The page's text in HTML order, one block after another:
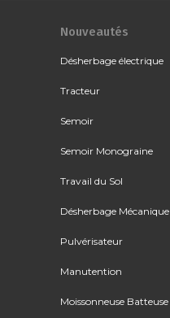
Nouveautés
Désherbage électrique
Tracteur
Semoir
Semoir Monograine
Travail du Sol
Désherbage Mécanique
Pulvérisateur
Manutention
Moissonneuse Batteuse